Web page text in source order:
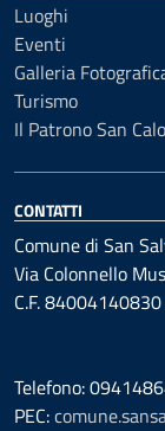
Luoghi
Eventi
Galleria
Turismo
Il Patrono San
CONTATTI
Comune di San
Via Colonnello
C.F.
Telefono:
PEC: